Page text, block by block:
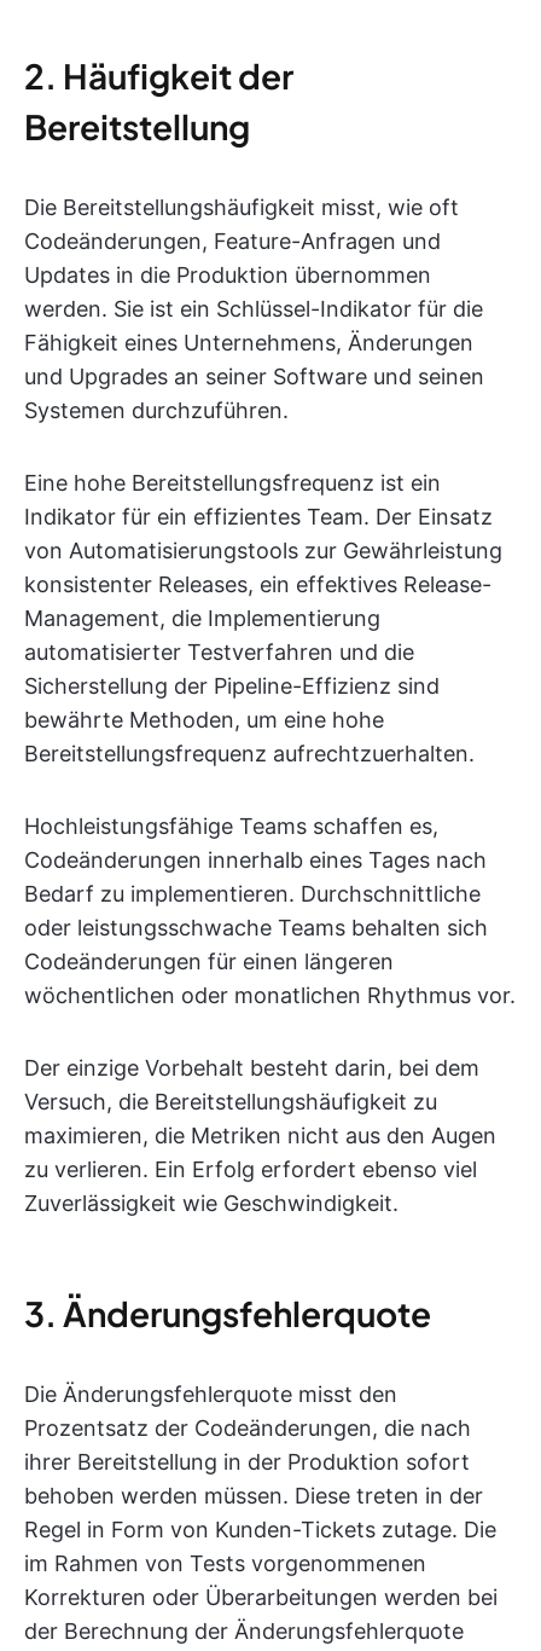
2. Häufigkeit der
Bereitstellung
Die Bereitstellungshäufigkeit misst, wie oft
Codeänderungen, Feature-Anfragen und
Updates in die Produktion übernommen
werden. Sie ist ein Schlüssel-Indikator für die
Fähigkeit eines Unternehmens, Änderungen
und Upgrades an seiner Software und seinen
Systemen durchzuführen.
Eine hohe Bereitstellungsfrequenz ist ein
Indikator für ein effizientes Team. Der Einsatz
von Automatisierungstools zur Gewährleistung
konsistenter Releases, ein effektives Release-
Management, die Implementierung
automatisierter Testverfahren und die
Sicherstellung der Pipeline-Effizienz sind
bewährte Methoden, um eine hohe
Bereitstellungsfrequenz aufrechtzuerhalten.
Hochleistungsfähige Teams schaffen es,
Codeänderungen innerhalb eines Tages nach
Bedarf zu implementieren. Durchschnittliche
oder leistungsschwache Teams behalten sich
Codeänderungen für einen längeren
wöchentlichen oder monatlichen Rhythmus vor.
Der einzige Vorbehalt besteht darin, bei dem
Versuch, die Bereitstellungshäufigkeit zu
maximieren, die Metriken nicht aus den Augen
zu verlieren. Ein Erfolg erfordert ebenso viel
Zuverlässigkeit wie Geschwindigkeit.
3. Änderungsfehlerquote
Die Änderungsfehlerquote misst den
Prozentsatz der Codeänderungen, die nach
ihrer Bereitstellung in der Produktion sofort
behoben werden müssen. Diese treten in der
Regel in Form von Kunden-Tickets zutage. Die
im Rahmen von Tests vorgenommenen
Korrekturen oder Überarbeitungen werden bei
der Berechnung der Änderungsfehlerquote